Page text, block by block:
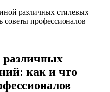
различных стилевых
советы профессионалов
различных
как и что